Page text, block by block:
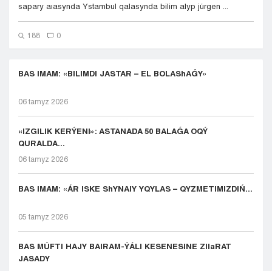
sapary aıasynda Ystambul qalasynda bilim alyp júrgen ...
188 0
BAS IMAM: «BILIMDI JASTAR – EL BOLAShAǴY»
06 tamyz 2026
«IZGILIK KERÝENI»: ASTANADA 50 BALAǴA OQÝ
QURALDA...
06 tamyz 2026
BAS IMAM: «ÁR ISKE ShYNAIY YQYLAS – QYZMETIMIZDIŃ...
05 tamyz 2026
BAS MÚFTI HAJY BAIRAM-ÝÁLI KESENESINE ZIIaRAT
JASADY